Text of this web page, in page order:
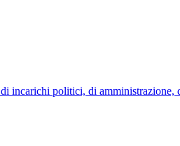
incarichi politici, di